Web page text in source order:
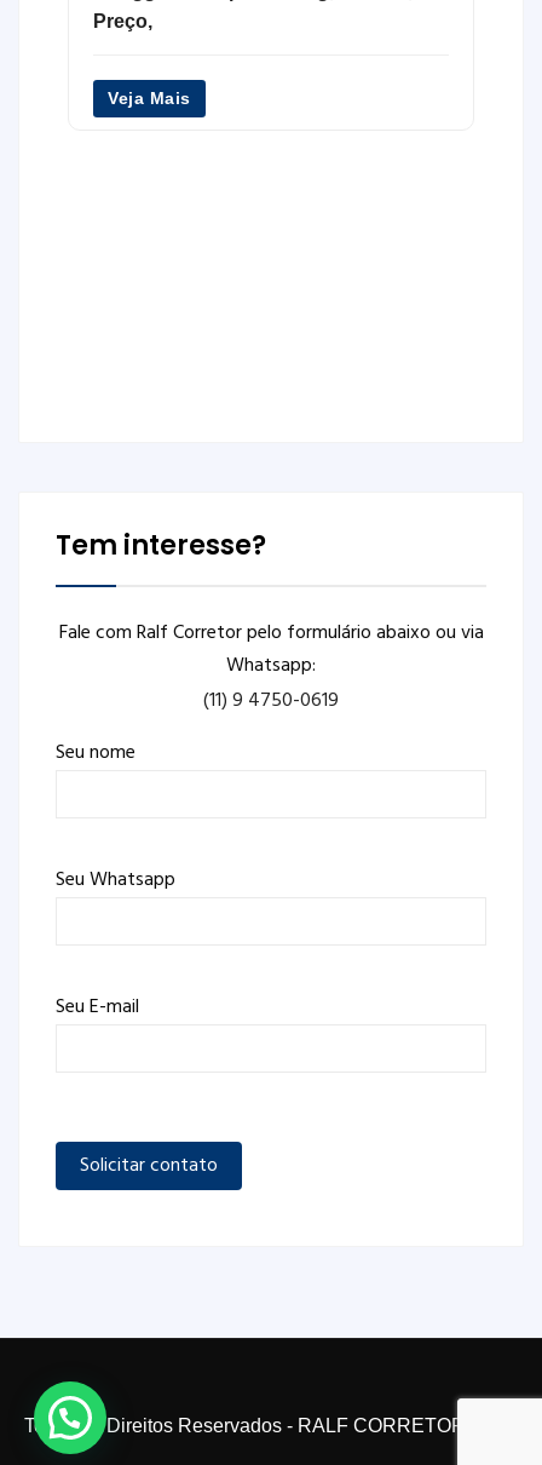
Preço,
Veja Mais
Tem interesse?
Fale com Ralf Corretor pelo formulário abaixo ou via
Whatsapp:
(11) 9 4750-0619
Seu nome
Seu Whatsapp
Seu E-mail
Todos os Direitos Reservados - RALF CORRETOR 2024.